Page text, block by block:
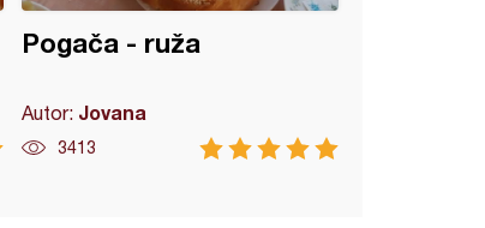
Pogača - ruža
Autor: Jovana
3413